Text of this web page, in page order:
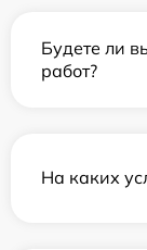
Будете ли
работ?
На каких